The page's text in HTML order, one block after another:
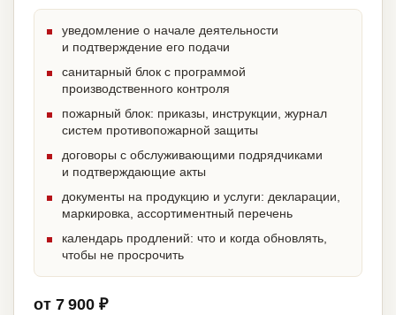
уведомление о начале деятельности
и подтверждение его подачи
санитарный блок с программой
производственного контроля
пожарный блок: приказы, инструкции, журнал
систем противопожарной защиты
договоры с обслуживающими подрядчиками
и подтверждающие акты
документы на продукцию и услуги: декларации,
маркировка, ассортиментный перечень
календарь продлений: что и когда обновлять,
чтобы не просрочить
от 7 900 ₽